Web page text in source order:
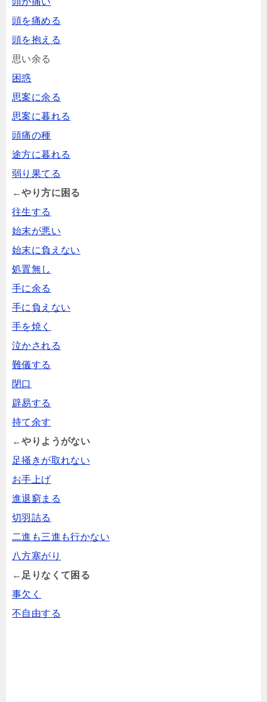
頭を痛める
頭を抱える
思い余る
困惑
思案に余る
思案に暮れる
頭痛の種
途方に暮れる
弱り果てる
←やり方に困る
往生する
始末が悪い
始末に負えない
処置無し
手に余る
手に負えない
手を焼く
泣かされる
難儀する
閉口
辟易する
持て余す
←やりようがない
足掻きが取れない
お手上げ
進退窮まる
切羽詰る
二進も三進も行かない
八方塞がり
←足りなくて困る
事欠く
不自由する